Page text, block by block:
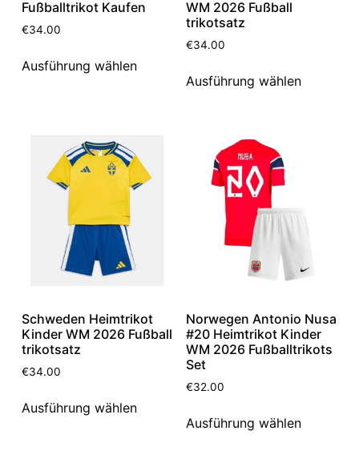
Fußballtrikot Kaufen
€34.00
Ausführung wählen
WM 2026 Fußball
trikotsatz
€34.00
Ausführung wählen
Schweden Heimtrikot
Kinder WM 2026 Fußball
trikotsatz
€34.00
Ausführung wählen
Norwegen Antonio Nusa
#20 Heimtrikot Kinder
WM 2026 Fußballtrikots
Set
€32.00
Ausführung wählen